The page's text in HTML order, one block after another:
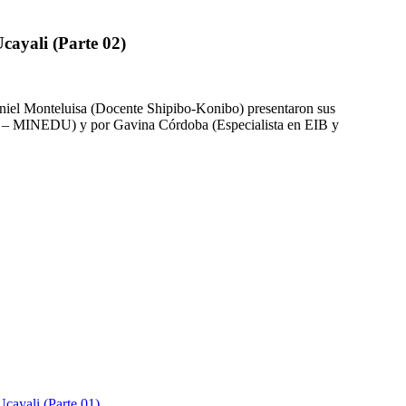
(Parte 02)
Monteluisa (Docente Shipibo-Konibo) presentaron sus
– MINEDU) y por Gavina Córdoba (Especialista en EIB y